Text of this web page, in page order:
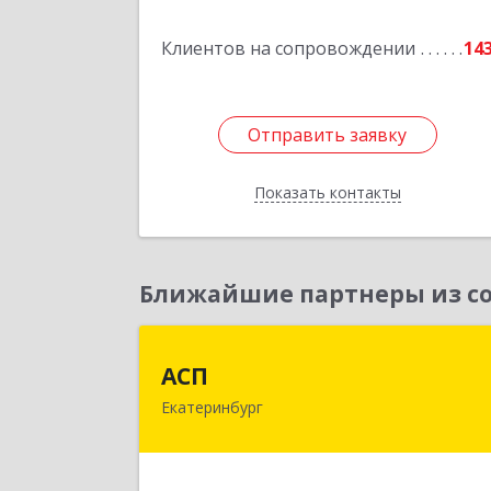
Клиентов на сопровождении
Отправить заявку
Показать контакты
Отправить заявку
Назад
Ближайшие партнеры из
АСП
Екатеринбург